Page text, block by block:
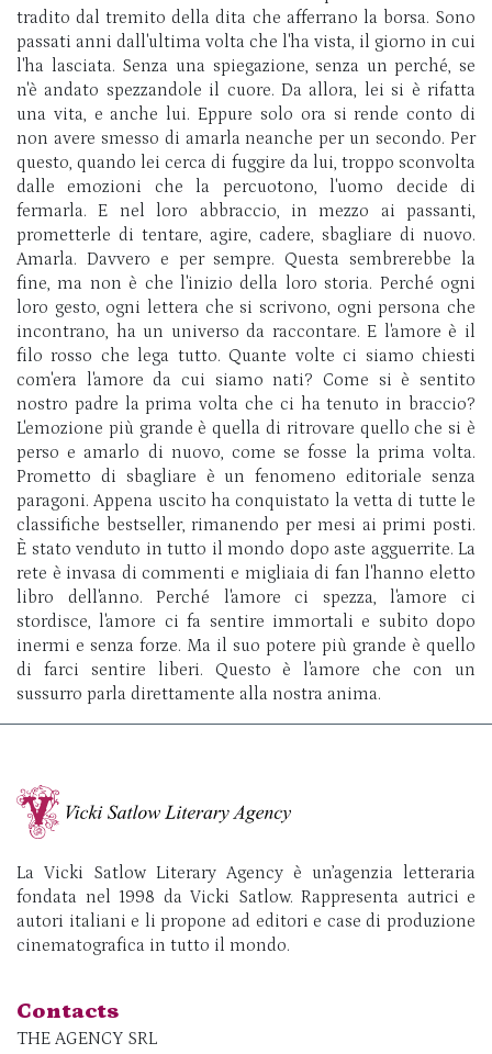
tradito dal tremito della dita che afferrano la borsa. Sono
passati anni dall'ultima volta che l'ha vista, il giorno in cui
l'ha lasciata. Senza una spiegazione, senza un perché, se
n'è andato spezzandole il cuore. Da allora, lei si è rifatta
una vita, e anche lui. Eppure solo ora si rende conto di
non avere smesso di amarla neanche per un secondo. Per
questo, quando lei cerca di fuggire da lui, troppo sconvolta
dalle emozioni che la percuotono, l'uomo decide di
fermarla. E nel loro abbraccio, in mezzo ai passanti,
prometterle di tentare, agire, cadere, sbagliare di nuovo.
Amarla. Davvero e per sempre. Questa sembrerebbe la
fine, ma non è che l'inizio della loro storia. Perché ogni
loro gesto, ogni lettera che si scrivono, ogni persona che
incontrano, ha un universo da raccontare. E l'amore è il
filo rosso che lega tutto. Quante volte ci siamo chiesti
com'era l'amore da cui siamo nati? Come si è sentito
nostro padre la prima volta che ci ha tenuto in braccio?
L'emozione più grande è quella di ritrovare quello che si è
perso e amarlo di nuovo, come se fosse la prima volta.
Prometto di sbagliare è un fenomeno editoriale senza
paragoni. Appena uscito ha conquistato la vetta di tutte le
classifiche bestseller, rimanendo per mesi ai primi posti.
È stato venduto in tutto il mondo dopo aste agguerrite. La
rete è invasa di commenti e migliaia di fan l'hanno eletto
libro dell'anno. Perché l'amore ci spezza, l'amore ci
stordisce, l'amore ci fa sentire immortali e subito dopo
inermi e senza forze. Ma il suo potere più grande è quello
di farci sentire liberi. Questo è l'amore che con un
sussurro parla direttamente alla nostra anima.
La Vicki Satlow Literary Agency è un’agenzia letteraria
fondata nel 1998 da Vicki Satlow. Rappresenta autrici e
autori italiani e li propone ad editori e case di produzione
cinematografica in tutto il mondo.
Contacts
THE AGENCY SRL